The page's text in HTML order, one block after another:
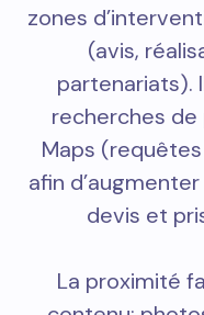
zones
(avis,
partenariats).
recherches
Maps
afin
devis et
La proximité